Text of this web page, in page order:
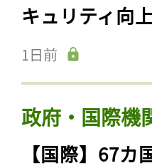
キュリティ向
1日前
政府・国際機
【国際】67